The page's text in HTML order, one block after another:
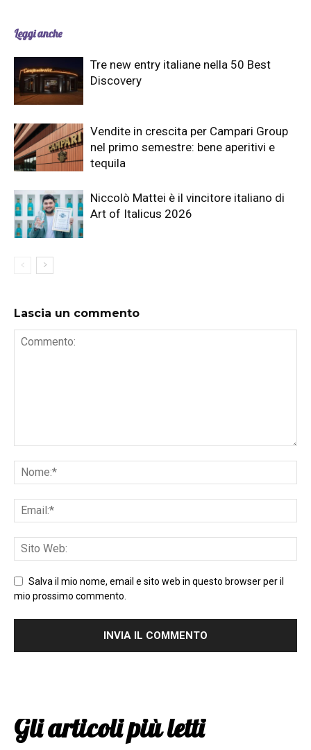
Leggi anche
Tre new entry italiane nella 50 Best
Discovery
Vendite in crescita per Campari Group
nel primo semestre: bene aperitivi e
tequila
Niccolò Mattei è il vincitore italiano di
Art of Italicus 2026
Lascia un commento
Salva il mio nome, email e sito web in questo browser per il
mio prossimo commento.
Gli articoli più letti